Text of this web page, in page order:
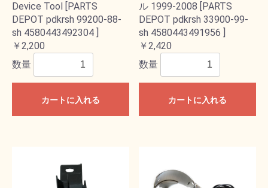
Device Tool [PARTS
DEPOT pdkrsh 99200-88-
sh 4580443492304 ]
￥2,200
数量
カートに入れる
ル 1999-2008 [PARTS
DEPOT pdkrsh 33900-99-
sh 4580443491956 ]
￥2,420
数量
カートに入れる